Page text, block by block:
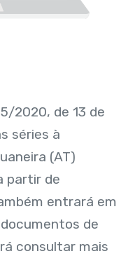
2020, de 13 de
séries à
(AT)
partir de
entrará em
de
consultar mais